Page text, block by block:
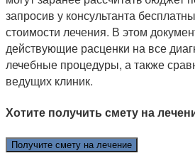
запросив у консультанта
стоимости лечения. В этом
действующие расценки на все
лечебные процедуры, а также
ведущих клиник.
Хотите получить смету на
Получите смету на лечение